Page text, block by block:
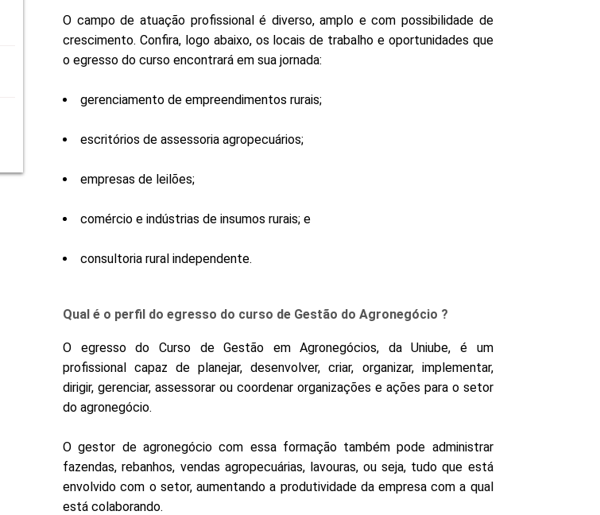
O campo de atuação profissional é diverso, amplo e com possibilidade de
crescimento. Confira, logo abaixo, os locais de trabalho e oportunidades que
o egresso do curso encontrará em sua jornada:
gerenciamento de empreendimentos rurais;
escritórios de assessoria agropecuários;
empresas de leilões;
comércio e indústrias de insumos rurais; e
consultoria rural independente.
Qual é o perfil do egresso do curso de Gestão do Agronegócio ?
O egresso do Curso de Gestão em Agronegócios, da Uniube, é um
profissional capaz de planejar, desenvolver, criar, organizar, implementar,
dirigir, gerenciar, assessorar ou coordenar organizações e ações para o setor
do agronegócio.
O gestor de agronegócio com essa formação também pode administrar
fazendas, rebanhos, vendas agropecuárias, lavouras, ou seja, tudo que está
envolvido com o setor, aumentando a produtividade da empresa com a qual
está colaborando.